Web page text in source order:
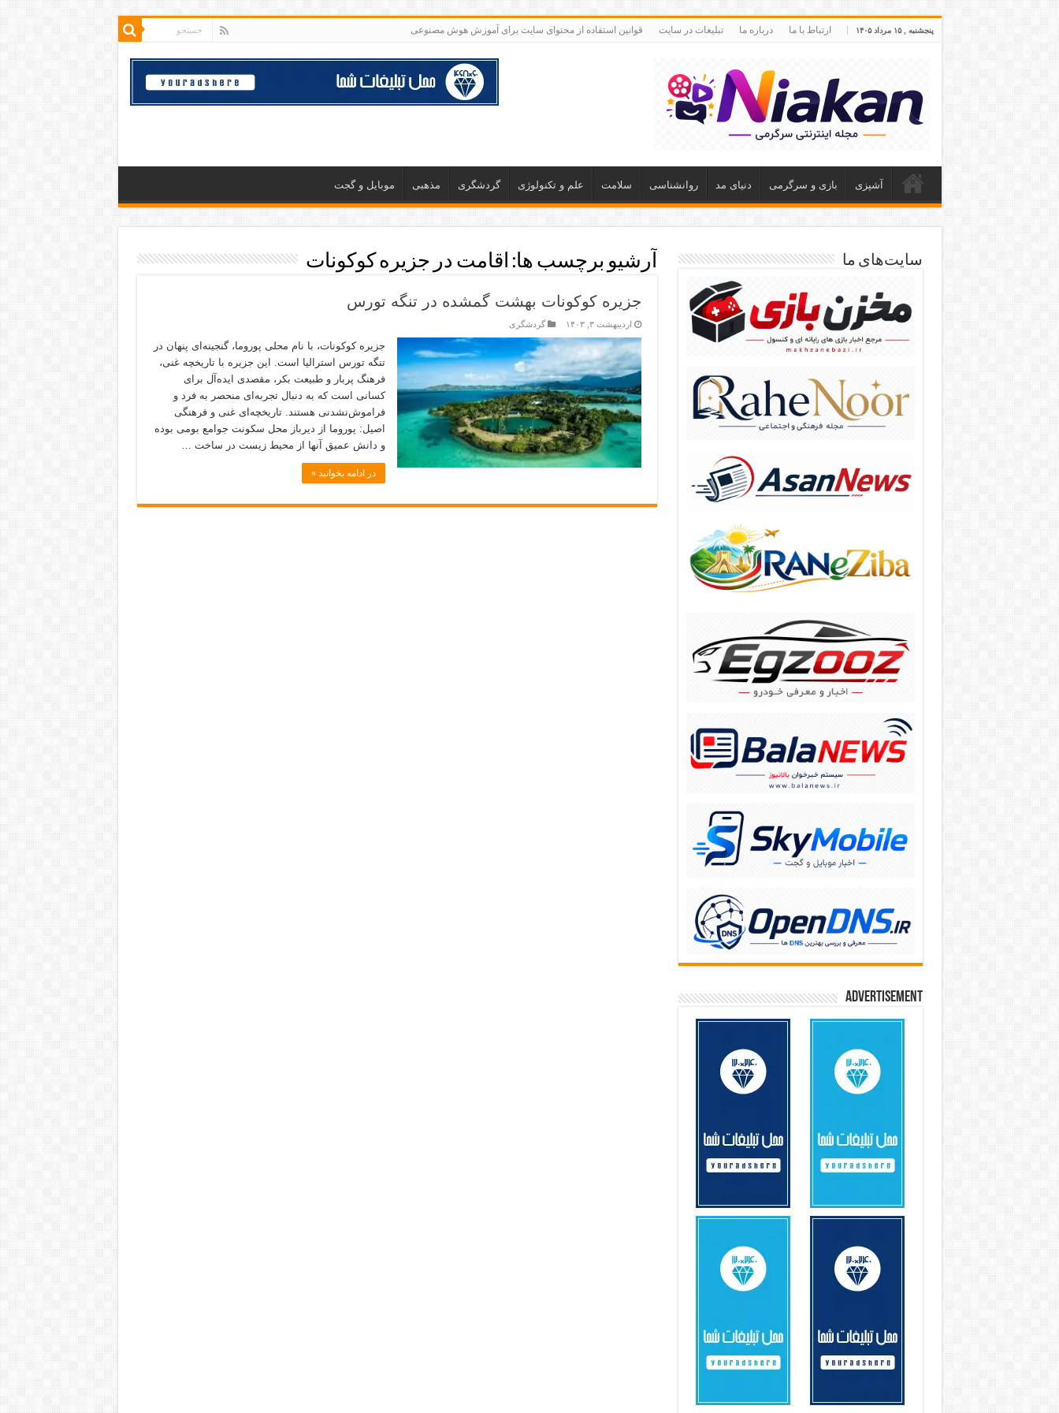
پنجشنبه , ۱۵ مرداد ۱۴۰۵ ارتباط با ما درباره ما تبلیغات در سایت قوانین استفاده از محتوای سایت برای آموزش هوش مصنوعی
آشپزی بازی و سرگرمی دنیای مد روانشناسی سلامت علم و تکنولوژی گردشگری مذهبی موبایل و گجت
آرشیو برچسب ها: اقامت در جزیره کوکونات
جزیره کوکونات بهشت گمشده در تنگه تورس
اردیبهشت ۳, ۱۴۰۳ گردشگری
جزیره کوکونات، با نام محلی پوروما، گنجینه‌ای پنهان در
تنگه تورس استرالیا است. این جزیره با تاریخچه غنی،
فرهنگ پربار و طبیعت بکر، مقصدی ایده‌آل برای
کسانی است که به دنبال تجربه‌ای منحصر به فرد و
فراموش‌نشدنی هستند. تاریخچه‌ای غنی و فرهنگی
اصیل: پوروما از دیرباز محل سکونت جوامع بومی بوده
و دانش عمیق آنها از محیط زیست در ساخت …
در ادامه بخوانید »
سایت‌های ما
Advertisement